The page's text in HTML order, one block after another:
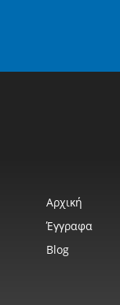
Αρχική
Έγγραφα
Blog